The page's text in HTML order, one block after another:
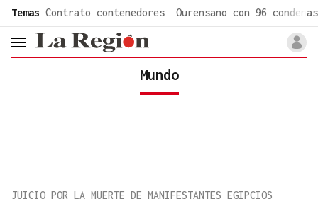
Temas Contrato contenedores Ourensano con 96 condenas
header.menu.open
Mundo
JUICIO POR LA MUERTE DE MANIFESTANTES EGIPCIOS